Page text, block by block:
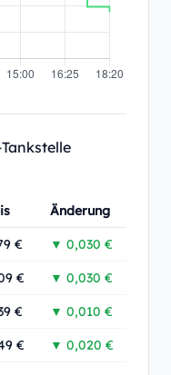
Änderung
€ ▼ 0,030 €
€ ▼ 0,030 €
€ ▼ 0,010 €
€ ▼ 0,020 €